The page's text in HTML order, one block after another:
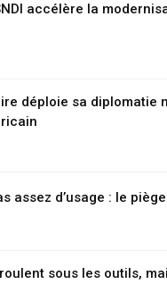
accélère la
déploie sa
assez d’usage : le
sous les outils,